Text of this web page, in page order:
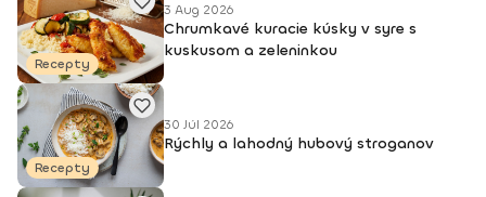
Recepty
3 Aug 2026
Chrumkavé kuracie kúsky v syre s
kuskusom a zeleninkou
Recepty
30 Júl 2026
Rýchly a lahodný hubový stroganov